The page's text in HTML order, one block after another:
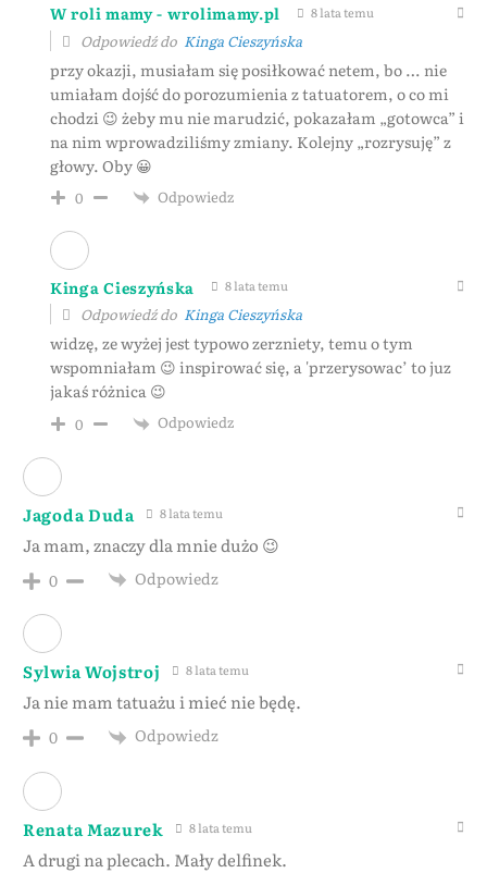
W roli mamy - wrolimamy.pl 8 lata temu
Odpowiedź do Kinga Cieszyńska
przy okazji, musiałam się posiłkować netem, bo … nie
umiałam dojść do porozumienia z tatuatorem, o co mi
chodzi 😉 żeby mu nie marudzić, pokazałam „gotowca” i
na nim wprowadziliśmy zmiany. Kolejny „rozrysuję” z
głowy. Oby 😀
0 Odpowiedz
Kinga Cieszyńska 8 lata temu
Odpowiedź do Kinga Cieszyńska
widzę, ze wyżej jest typowo zerzniety, temu o tym
wspomniałam 😉 inspirować się, a 'przerysowac’ to juz
jakaś różnica 😉
0 Odpowiedz
Jagoda Duda 8 lata temu
Ja mam, znaczy dla mnie dużo 😉
0 Odpowiedz
Sylwia Wojstroj 8 lata temu
Ja nie mam tatuażu i mieć nie będę.
0 Odpowiedz
Renata Mazurek 8 lata temu
A drugi na plecach. Mały delfinek.